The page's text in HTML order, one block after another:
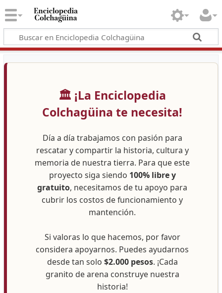
🏛️ ¡La Enciclopedia
Colchagüina te necesita!
Día a día trabajamos con pasión para
rescatar y compartir la historia, cultura y
memoria de nuestra tierra. Para que este
proyecto siga siendo 100% libre y
gratuito, necesitamos de tu apoyo para
cubrir los costos de funcionamiento y
mantención.
Si valoras lo que hacemos, por favor
considera apoyarnos. Puedes ayudarnos
desde tan solo $2.000 pesos. ¡Cada
granito de arena construye nuestra
historia!